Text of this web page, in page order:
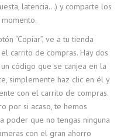
latencia…) y comparte los
“Copiar”, ve a tu tienda
carrito de compras. Hay dos
código que se canjea en la
simplemente haz clic en él y
con el carrito de compras.
por si acaso, te hemos
poder que no tengas ninguna
con el gran ahorro